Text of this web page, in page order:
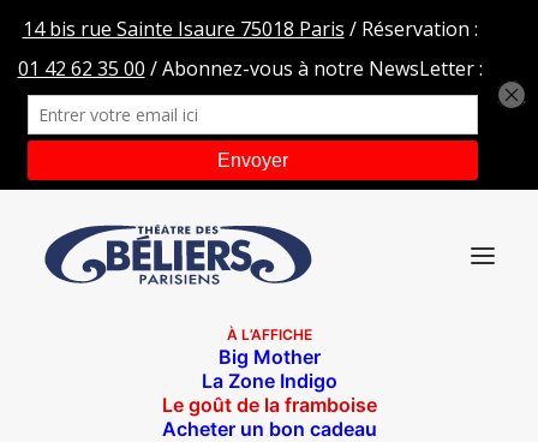
À L’AFFICHE
Big Mother
La Zone Indigo
Le goût de la framboise
Acheter un bon cadeau